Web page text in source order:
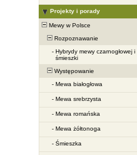
Projekty i porady
Mewy w Polsce
Rozpoznawanie
- Hybrydy mewy czarnogłowej i
śmieszki
Występowanie
- Mewa białogłowa
- Mewa srebrzysta
- Mewa romańska
- Mewa żółtonoga
- Śmieszka